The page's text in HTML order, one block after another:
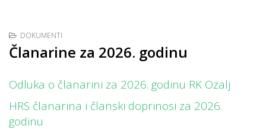
DOKUMENTI
Članarine za 2026. godinu
Odluka o članarini za 2026. godinu RK Ozalj
HRS članarina i članski doprinosi za 2026.
godinu